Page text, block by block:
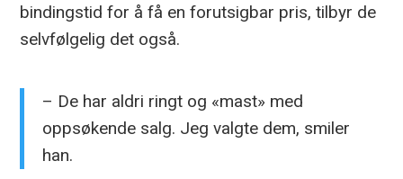
bindingstid for å få en forutsigbar pris, tilbyr de
selvfølgelig det også.
– De har aldri ringt og «mast» med
oppsøkende salg. Jeg valgte dem, smiler
han.